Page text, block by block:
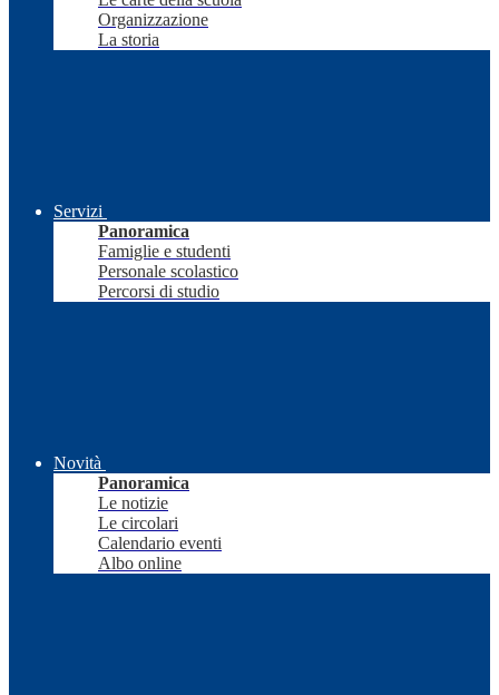
Organizzazione
La storia
Servizi
Panoramica
Famiglie e studenti
Personale scolastico
Percorsi di studio
Novità
Panoramica
Le notizie
Le circolari
Calendario eventi
Albo online